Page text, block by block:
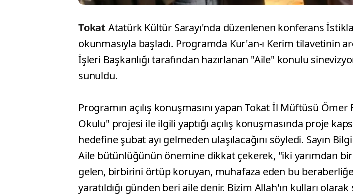
Tokat Atatürk Kültür Sarayı'nda düzenlenen konferans
okunmasıyla başladı. Programda Kur'an-ı Kerim tilavetinin
İşleri Başkanlığı tarafından hazırlanan "Aile" konulu
sunuldu.
Programın açılış konuşmasını yapan Tokat İl Müftüsü
Okulu" projesi ile ilgili yaptığı açılış konuşmasında proje
hedefine şubat ayı gelmeden ulaşılacağını söyledi. Sayın
Aile bütünlüğünün önemine dikkat çekerek, "iki yarımdan
gelen, birbirini örtüp koruyan, muhafaza eden bu beraberliğe
yaratıldığı günden beri aile denir. Bizim Allah'ın kulları